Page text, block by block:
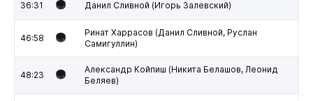
36:31 Данил Сливной (Игорь Залевский)
46:58
Ринат Харрасов (Данил Сливной, Руслан
Самигуллин)
48:23
Александр Койпиш (Никита Белашов, Леонид
Беляев)